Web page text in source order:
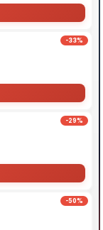
-33%
-29%
-50%